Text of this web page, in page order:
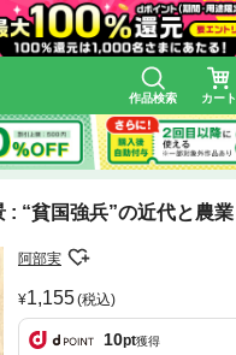
作品検索 カート
: “貧国強兵”の近代と農業
阿部実
1,155(税込)
10pt獲得